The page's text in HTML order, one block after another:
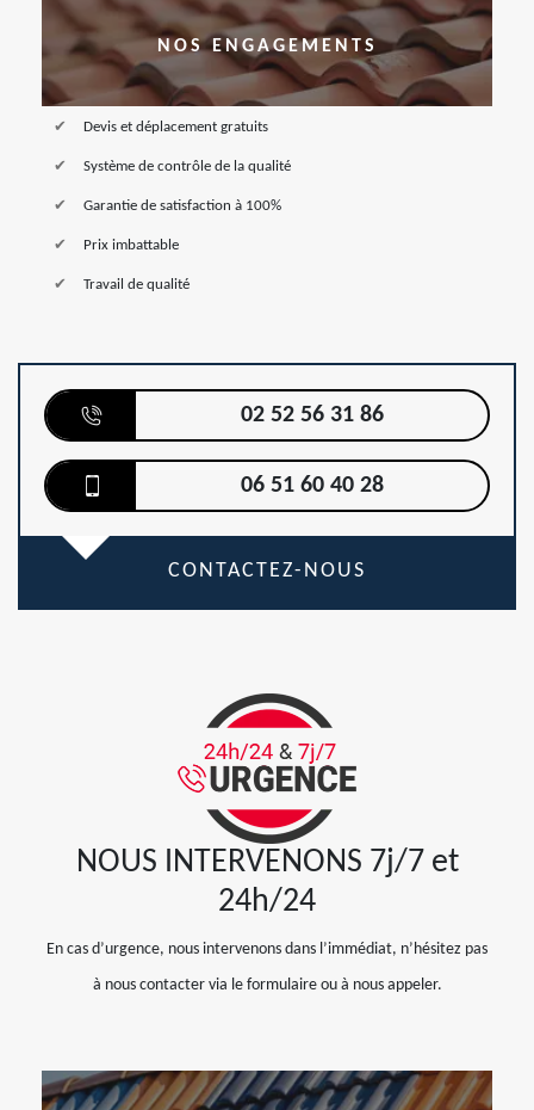
NOS ENGAGEMENTS
Devis et déplacement gratuits
Système de contrôle de la qualité
Garantie de satisfaction à 100%
Prix imbattable
Travail de qualité
02 52 56 31 86
06 51 60 40 28
CONTACTEZ-NOUS
NOUS INTERVENONS 7j/7 et
24h/24
En cas d’urgence, nous intervenons dans l’immédiat, n’hésitez pas
à nous contacter via le formulaire ou à nous appeler.